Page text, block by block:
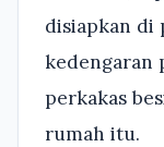
disiapkan di
kedengaran
perkakas
rumah itu.